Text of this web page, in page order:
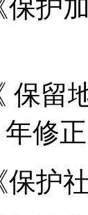
保护
保留
修正
保护